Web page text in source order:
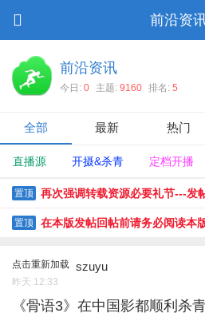
前沿资
前沿资讯
今日: 0 主题: 9160 排名: 5
全部 最新 热门
直播源 开摄&杀青 定档开播
置顶 再次强调转载资源必要礼节---发
置顶 在本版发帖回帖前请务必阅读本
点击重新加载 szuyu
昨天 12:33
《骨语3》在中国影都顺利杀